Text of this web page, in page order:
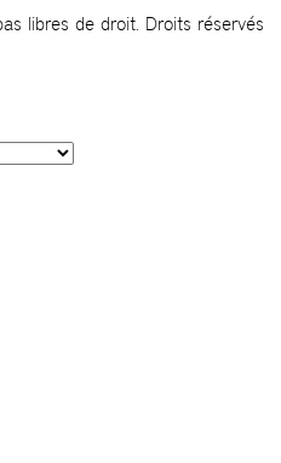
libres de droit. Droits réservés